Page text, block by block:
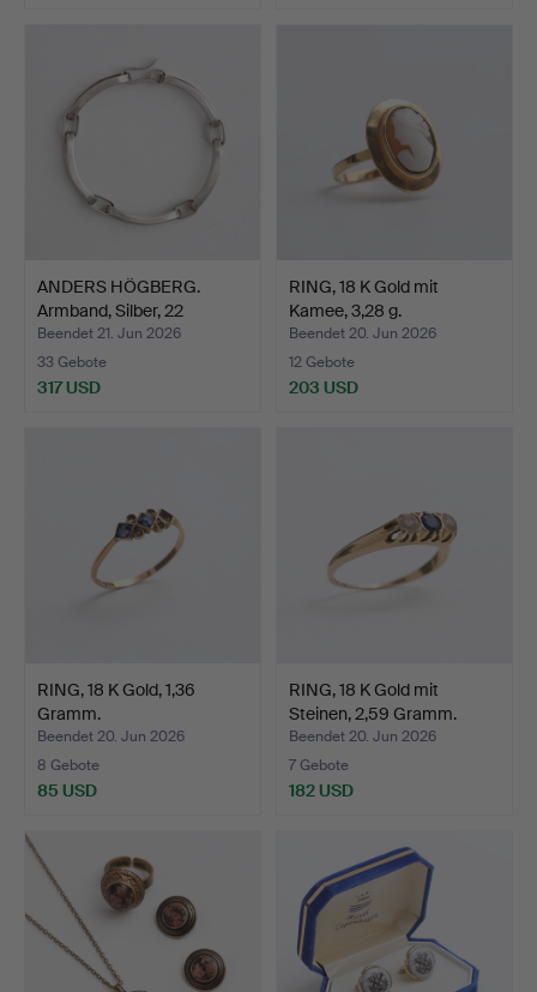
ANDERS HÖGBERG.
Armband, Silber, 22
Gramm,…
Beendet 21. Jun 2026
33 Gebote
317 USD
RING, 18 K Gold mit
Kamee, 3,28 g.
Beendet 20. Jun 2026
12 Gebote
203 USD
RING, 18 K Gold, 1,36
Gramm.
Beendet 20. Jun 2026
8 Gebote
85 USD
RING, 18 K Gold mit
Steinen, 2,59 Gramm.
Beendet 20. Jun 2026
7 Gebote
182 USD